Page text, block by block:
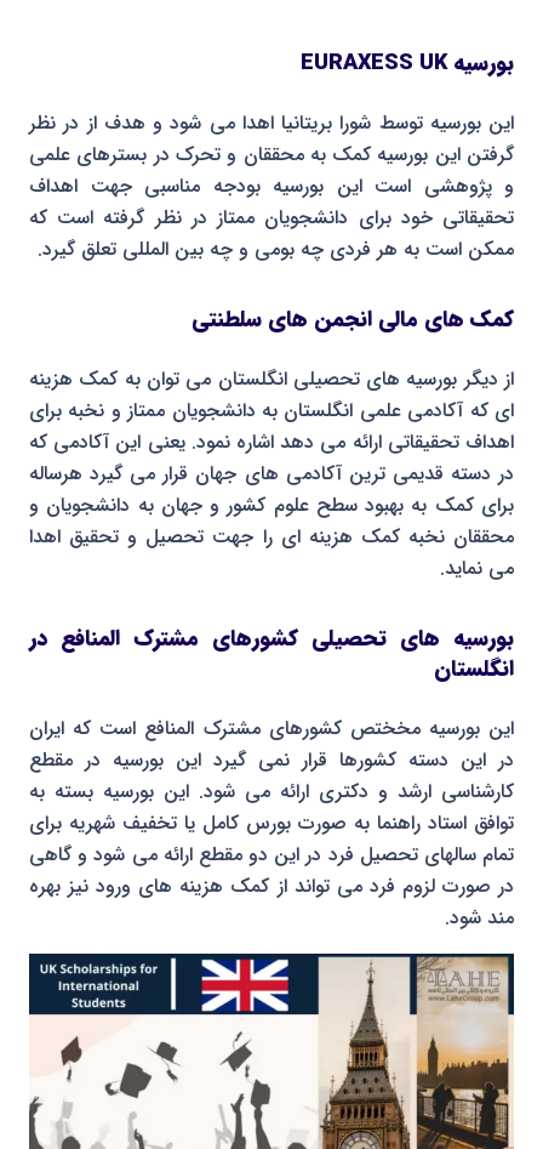
بورسیه EURAXESS UK
این بورسیه توسط شورا بریتانیا اهدا می شود و هدف از در نظر
گرفتن این بورسیه کمک به محققان و تحرک در بسترهای علمی
و پژوهشی است این بورسیه بودجه مناسبی جهت اهداف
تحقیقاتی خود برای دانشجویان ممتاز در نظر گرفته است که
ممکن است به هر فردی چه بومی و چه بین المللی تعلق گیرد.
کمک های مالی انجمن های سلطنتی
از دیگر بورسیه های تحصیلی انگلستان می توان به کمک هزینه
ای که آکادمی علمی انگلستان به دانشجویان ممتاز و نخبه برای
اهداف تحقیقاتی ارائه می دهد اشاره نمود. یعنی این آکادمی که
در دسته قدیمی ترین آکادمی های جهان قرار می گیرد هرساله
برای کمک به بهبود سطح علوم کشور و جهان به دانشجویان و
محققان نخبه کمک هزینه ای را جهت تحصیل و تحقیق اهدا
می نماید.
بورسیه های تحصیلی کشورهای مشترک المنافع در
انگلستان
این بورسیه مخختص کشورهای مشترک المنافع است که ایران
در این دسته کشورها قرار نمی گیرد این بورسیه در مقطع
کارشناسی ارشد و دکتری ارائه می شود. این بورسیه بسته به
توافق استاد راهنما به صورت بورس کامل یا تخفیف شهریه برای
تمام سالهای تحصیل فرد در این دو مقطع ارائه می شود و گاهی
در صورت لزوم فرد می تواند از کمک هزینه های ورود نیز بهره
مند شود.